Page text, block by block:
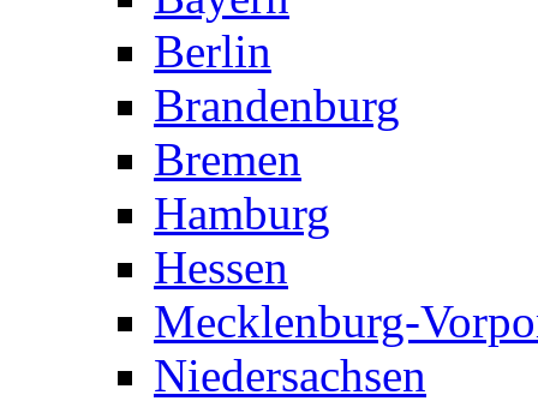
Berlin
Brandenburg
Bremen
Hamburg
Hessen
Mecklenburg-
Niedersachsen